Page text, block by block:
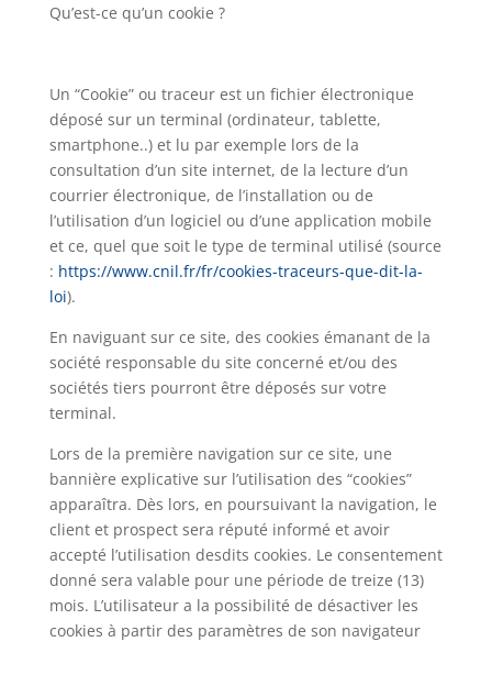
Qu’est-ce qu’un cookie ?
Un “Cookie” ou traceur est un fichier électronique
déposé sur un terminal (ordinateur, tablette,
smartphone..) et lu par exemple lors de la
consultation d’un site internet, de la lecture d’un
courrier électronique, de l’installation ou de
l’utilisation d’un logiciel ou d’une application mobile
et ce, quel que soit le type de terminal utilisé (source
: https://www.cnil.fr/fr/cookies-traceurs-que-dit-la-
loi).
En naviguant sur ce site, des cookies émanant de la
société responsable du site concerné et/ou des
sociétés tiers pourront être déposés sur votre
terminal.
Lors de la première navigation sur ce site, une
bannière explicative sur l’utilisation des “cookies”
apparaîtra. Dès lors, en poursuivant la navigation, le
client et prospect sera réputé informé et avoir
accepté l’utilisation desdits cookies. Le consentement
donné sera valable pour une période de treize (13)
mois. L’utilisateur a la possibilité de désactiver les
cookies à partir des paramètres de son navigateur